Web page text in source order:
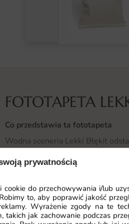
prywatnością
do przechowywania i/lub
to, aby poprawić jakość
Wyrażenie zgody na te
takich jak zachowanie podczas
FOTOTAPETA
Co przedstawia ta fototapeta
Wodna sceneria Lekki Błękit
odcienie sprawiają, że wnętrze
Dzięki precyzyjnemu drukowi
pozostaje wyrazisty, a głębia
Gdzie sprawdzi się fototapeta